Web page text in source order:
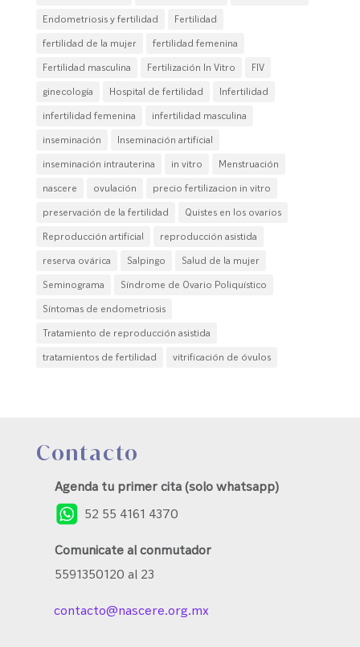
Endometriosis y fertilidad
Fertilidad
fertilidad de la mujer
fertilidad femenina
Fertilidad masculina
Fertilización In Vitro
FIV
ginecología
Hospital de fertilidad
Infertilidad
infertilidad femenina
infertilidad masculina
inseminación
Inseminación artificial
inseminación intrauterina
in vitro
Menstruación
nascere
ovulación
precio fertilizacion in vitro
preservación de la fertilidad
Quistes en los ovarios
Reproducción artificial
reproducción asistida
reserva ovárica
Salpingo
Salud de la mujer
Seminograma
Síndrome de Ovario Poliquístico
Síntomas de endometriosis
Tratamiento de reproducción asistida
tratamientos de fertilidad
vitrificación de óvulos
Contacto
Agenda tu primer cita (solo whatsapp)
52 55 4161 4370
Comunicate al conmutador
5591350120 al 23
contacto@nascere.org.mx